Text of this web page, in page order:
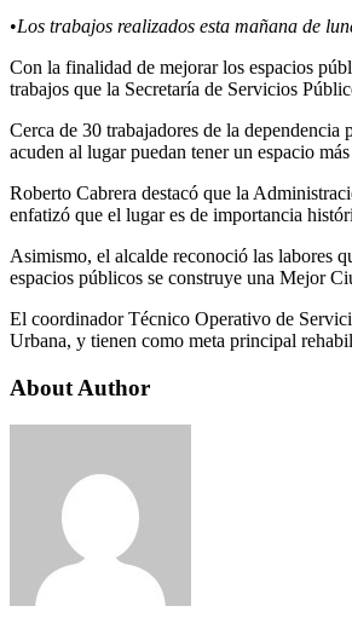
•Los trabajos realizados esta mañana de
Con la finalidad de mejorar los espacios
trabajos que la Secretaría de Servicios
Cerca de 30 trabajadores de la
acuden al lugar puedan tener un espacio
Roberto Cabrera destacó que la
enfatizó que el lugar es de importancia
Asimismo, el alcalde reconoció las labores
espacios públicos se construye una Mejor
El coordinador Técnico Operativo de
Urbana, y tienen como meta principal
About Author